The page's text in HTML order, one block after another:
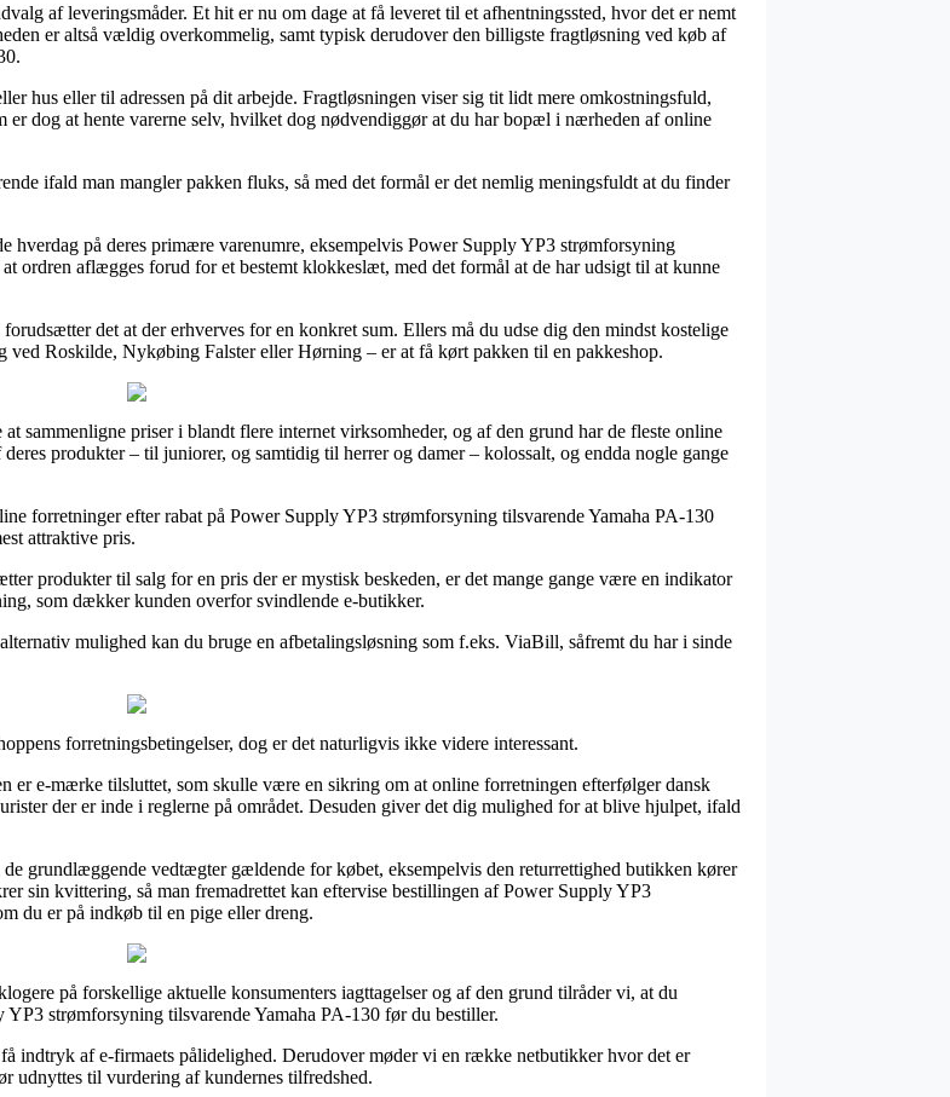
af leveringsmåder. Et hit er nu om dage at få leveret til et afhentningssted, hvor det er nemt
er altså vældig overkommelig, samt typisk derudover den billigste fragtløsning ved køb af
hus eller til adressen på dit arbejde. Fragtløsningen viser sig tit lidt mere omkostningsfuld,
dog at hente varerne selv, hvilket dog nødvendiggør at du har bopæl i nærheden af online
ifald man mangler pakken fluks, så med det formål er det nemlig meningsfuldt at du finder
på deres primære varenumre, eksempelvis Power Supply YP3 strømforsyning
ordren aflægges forud for et bestemt klokkeslæt, med det formål at de har udsigt til at kunne
det at der erhverves for en konkret sum. Ellers må du udse dig den mindst kostelige
Roskilde, Nykøbing Falster eller Hørning – er at få kørt pakken til en pakkeshop.
sammenligne priser i blandt flere internet virksomheder, og af den grund har de fleste online
produkter – til juniorer, og samtidig til herrer og damer – kolossalt, og endda nogle gange
forretninger efter rabat på Power Supply YP3 strømforsyning tilsvarende Yamaha PA-130
attraktive pris.
produkter til salg for en pris der er mystisk beskeden, er det mange gange være en indikator
som dækker kunden overfor svindlende e-butikker.
mulighed kan du bruge en afbetalingsløsning som f.eks. ViaBill, såfremt du har i sinde
forretningsbetingelser, dog er det naturligvis ikke videre interessant.
er e-mærke tilsluttet, som skulle være en sikring om at online forretningen efterfølger dansk
der er inde i reglerne på området. Desuden giver det dig mulighed for at blive hjulpet, ifald
grundlæggende vedtægter gældende for købet, eksempelvis den returrettighed butikken kører
sin kvittering, så man fremadrettet kan eftervise bestillingen af Power Supply YP3
du er på indkøb til en pige eller dreng.
på forskellige aktuelle konsumenters iagttagelser og af den grund tilråder vi, at du
strømforsyning tilsvarende Yamaha PA-130 før du bestiller.
indtryk af e-firmaets pålidelighed. Derudover møder vi en række netbutikker hvor det er
udnyttes til vurdering af kundernes tilfredshed.